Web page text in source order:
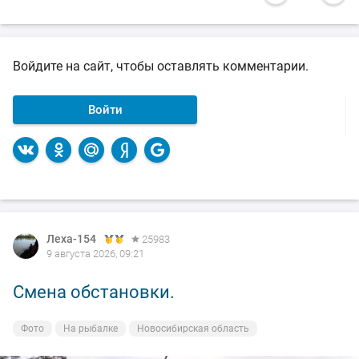
Войдите на сайт, чтобы оставлять комментарии.
Войти
Леха-154
25983
9 августа 2026, 09:21
Смена обстановки.
Фото На рыбалке Новосибирская область
Леха-154
25983
8 августа 2026, 20:55
По выходным не клюёт.
Фото На рыбалке Новосибирская область
Леха-154
25983
7 августа 2026, 12:45
Обед - судак классический.
Фото Кулинария Новосибирская область